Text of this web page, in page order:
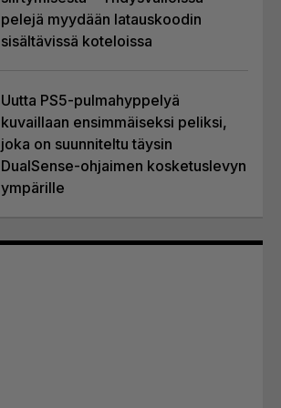
pelejä myydään latauskoodin
sisältävissä koteloissa
Uutta PS5-pulmahyppelyä
kuvaillaan ensimmäiseksi peliksi,
joka on suunniteltu täysin
DualSense-ohjaimen kosketuslevyn
ympärille